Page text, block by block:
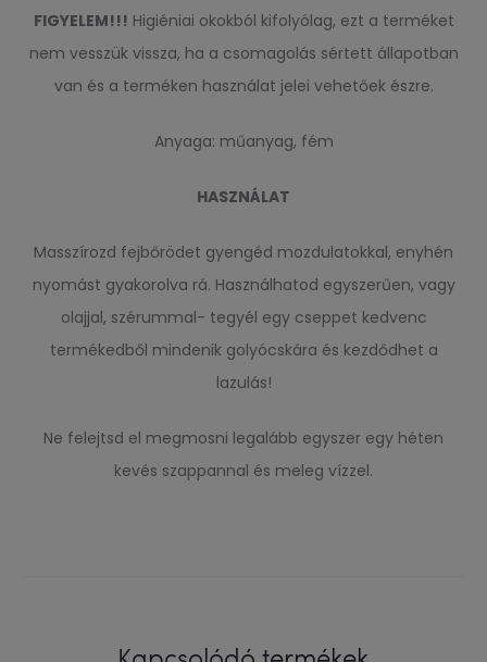
FIGYELEM!!! Higiéniai okokból kifolyólag, ezt a terméket
nem vesszük vissza, ha a csomagolás sértett állapotban
van és a terméken használat jelei vehetőek észre.
Anyaga: műanyag, fém
HASZNÁLAT
Masszírozd fejbőrödet gyengéd mozdulatokkal, enyhén
nyomást gyakorolva rá. Használhatod egyszerűen, vagy
olajjal, szérummal- tegyél egy cseppet kedvenc
termékedből mindenik golyócskára és kezdődhet a
lazulás!
Ne felejtsd el megmosni legalább egyszer egy héten
kevés szappannal és meleg vízzel.